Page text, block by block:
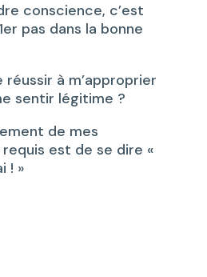
conscience, c’est
pas dans la bonne
à m’approprier
sentir légitime ?
de mes
est de se dire «
! »